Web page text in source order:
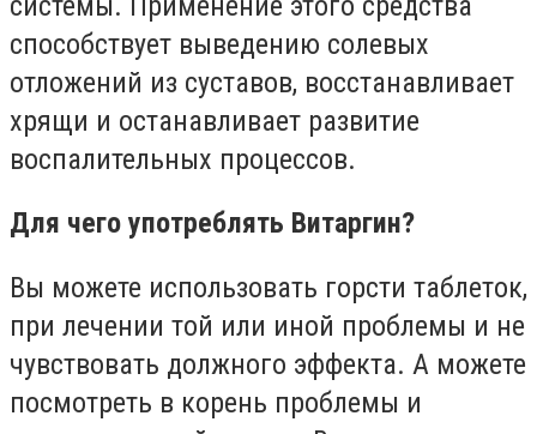
способствует выведению солевых
отложений из суставов, восстанавливает
хрящи и останавливает развитие
воспалительных процессов.
Для чего употреблять Витаргин?
Вы можете использовать горсти таблеток,
при лечении той или иной проблемы и не
чувствовать должного эффекта. А можете
посмотреть в корень проблемы и